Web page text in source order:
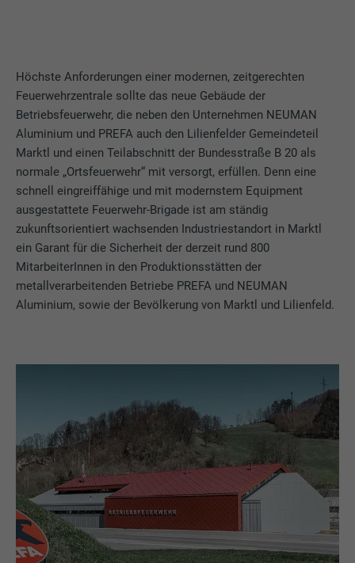
Höchste Anforderungen einer modernen, zeitgerechten
Feuerwehrzentrale sollte das neue Gebäude der
Betriebsfeuerwehr, die neben den Unternehmen NEUMAN
Aluminium und PREFA auch den Lilienfelder Gemeindeteil
Marktl und einen Teilabschnitt der Bundesstraße B 20 als
normale „Ortsfeuerwehr“ mit versorgt, erfüllen. Denn eine
schnell eingreiffähige und mit modernstem Equipment
ausgestattete Feuerwehr-Brigade ist am ständig
zukunftsorientiert wachsenden Industriestandort in Marktl
ein Garant für die Sicherheit der derzeit rund 800
MitarbeiterInnen in den Produktionsstätten der
metallverarbeitenden Betriebe PREFA und NEUMAN
Aluminium, sowie der Bevölkerung von Marktl und Lilienfeld.